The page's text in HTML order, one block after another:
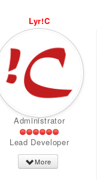
Lyr!C
Administrator
Lead Developer
More